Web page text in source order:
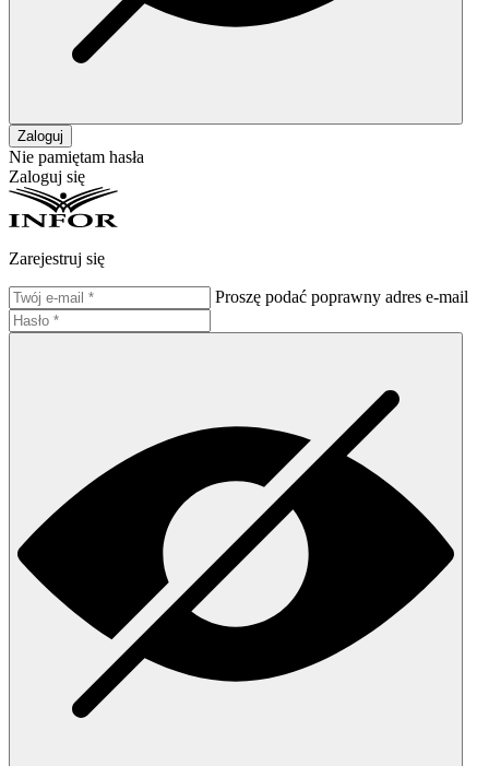
Zaloguj
Nie pamiętam hasła
Zaloguj się
Zarejestruj się
Proszę podać poprawny adres e-mail